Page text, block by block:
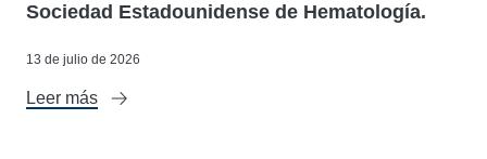
Sociedad Estadounidense de Hematología.
13 de julio de 2026
Leer más